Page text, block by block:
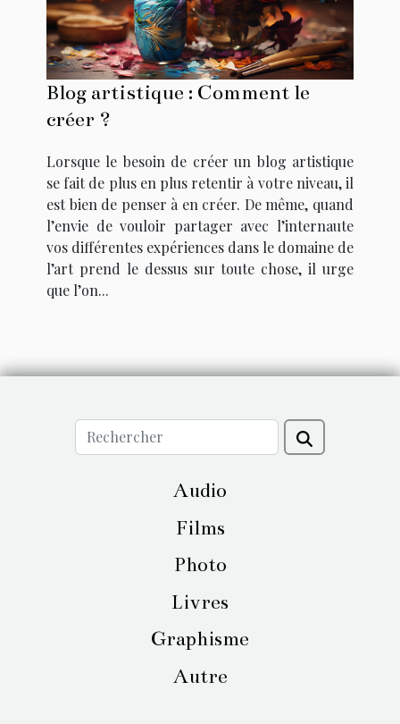
Blog artistique : Comment le
créer ?
Lorsque le besoin de créer un blog artistique
se fait de plus en plus retentir à votre niveau, il
est bien de penser à en créer. De même, quand
l’envie de vouloir partager avec l’internaute
vos différentes expériences dans le domaine de
l’art prend le dessus sur toute chose, il urge
que l’on...
Audio
Films
Photo
Livres
Graphisme
Autre